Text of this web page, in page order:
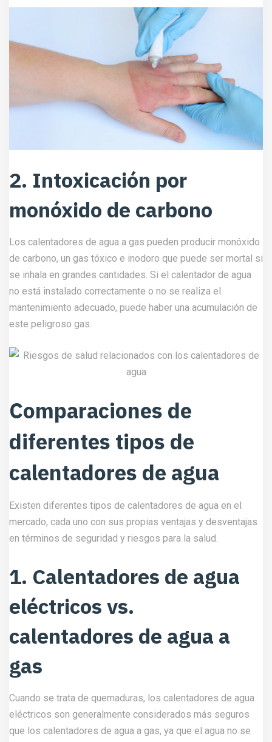
2. Intoxicación por
monóxido de carbono
Los calentadores de agua a gas pueden producir monóxido
de carbono, un gas tóxico e inodoro que puede ser mortal si
se inhala en grandes cantidades. Si el calentador de agua
no está instalado correctamente o no se realiza el
mantenimiento adecuado, puede haber una acumulación de
este peligroso gas.
Comparaciones de
diferentes tipos de
calentadores de agua
Existen diferentes tipos de calentadores de agua en el
mercado, cada uno con sus propias ventajas y desventajas
en términos de seguridad y riesgos para la salud.
1. Calentadores de agua
eléctricos vs.
calentadores de agua a
gas
Cuando se trata de quemaduras, los calentadores de agua
eléctricos son generalmente considerados más seguros
que los calentadores de agua a gas, ya que el agua no se